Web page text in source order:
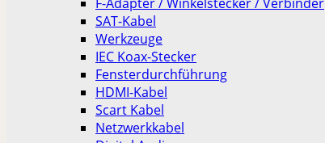
SAT-Kabel
Werkzeuge
IEC Koax-Stecker
Fensterdurchführung
HDMI-Kabel
Scart Kabel
Netzwerkkabel